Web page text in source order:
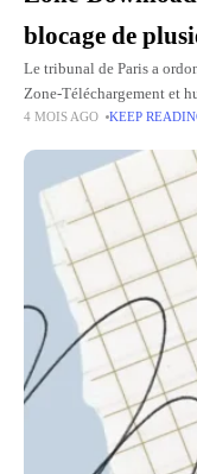
blocage de
Le tribunal de Paris a
Zone-Téléchargement et
téléchargement illégal de
4 MOIS AGO KEEP